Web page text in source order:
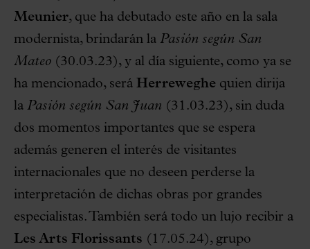
Meunier, que ha debutado este año en la sala
modernista, brindarán la Pasión según San
Mateo (30.03.23), y al día siguiente, como ya se
ha mencionado, será Herreweghe quien dirija
la Pasión según San Juan (31.03.23), sin duda
dos momentos importantes que se espera
además generen el interés de visitantes
internacionales que no deseen perderse la
interpretación de dichas obras por grandes
especialistas. También será todo un lujo recibir a
Les Arts Florissants (17.05.24), grupo